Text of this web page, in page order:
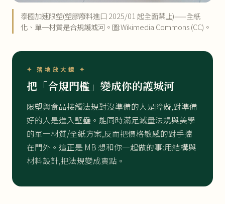
泰國加速限塑(塑膠廢料進口 2025/01 起全面禁止)——全紙
化、單一材質是合規護城河。圖:Wikimedia Commons (CC)。
✦ 落地放大鏡 ✦
把「合規門檻」變成你的護城河
限塑與食品接觸法規對沒準備的人是障礙,對準備
好的人是進入壁壘。能同時滿足減量法規與美學
的單一材質/全紙方案,反而把價格敏感的對手擋
在門外。這正是 MB 想和你一起做的事:用結構與
材料設計,把法規變成賣點。